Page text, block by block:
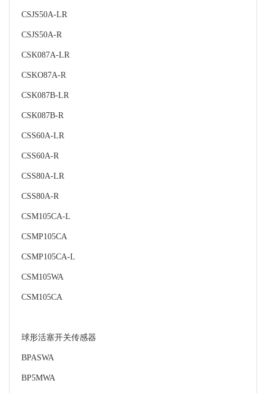
CSJS50A-LR
CSJS50A-R
CSK087A-LR
CSKO87A-R
CSK087B-LR
CSK087B-R
CSS60A-LR
CSS60A-R
CSS80A-LR
CSS80A-R
CSM105CA-L
CSMP105CA
CSMP105CA-L
CSM105WA
CSM105CA
球形活塞开关传感器
BPASWA
BP5MWA